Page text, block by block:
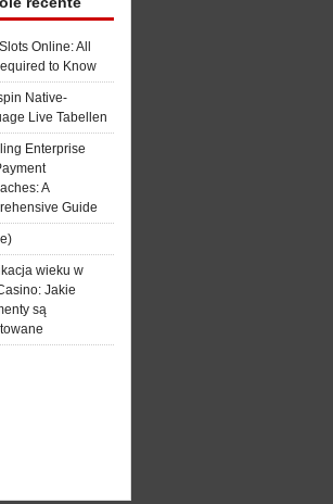
Online: All
to Know
Native-
Live Tabellen
Enterprise
A
Guide
wieku w
Jakie
są